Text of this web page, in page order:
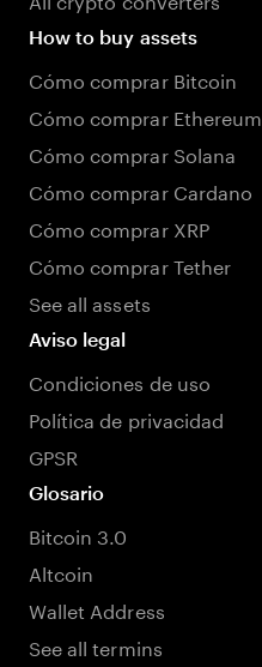
How to buy assets
Cómo comprar Bitcoin
Cómo comprar Ethereum
Cómo comprar Solana
Cómo comprar Cardano
Cómo comprar XRP
Cómo comprar Tether
See all assets
Aviso legal
Condiciones de uso
Política de privacidad
GPSR
Glosario
Bitcoin 3.0
Altcoin
Wallet Address
See all termins